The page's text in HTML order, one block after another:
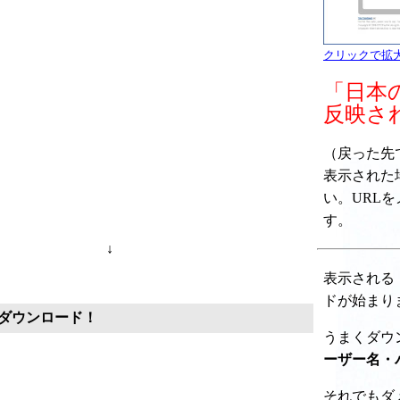
クリックで拡
「日
反映さ
（戻った
表示された
い。URLを
す。
↓
ウンロード！
表示される
ドが始ま
うまくダ
ーザー名・
それでもダ